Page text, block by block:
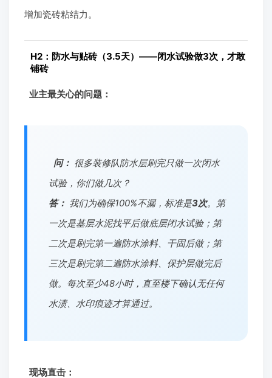
增加瓷砖粘结力。
H2：防水与贴砖（3.5天）——闭水试验做3次，才敢
铺砖
业主最关心的问题：
问： 很多装修队防水层刷完只做一次闭水
试验，你们做几次？
答： 我们为确保100%不漏，标准是3次。第
一次是基层水泥找平后做底层闭水试验；第
二次是刷完第一遍防水涂料、干固后做；第
三次是刷完第二遍防水涂料、保护层做完后
做。每次至少48小时，直至楼下确认无任何
水渍、水印痕迹才算通过。
现场直击：